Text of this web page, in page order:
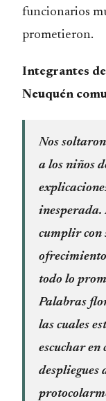
funcionarios
prometieron.
Integrantes
Neuquén
Nos
a los niños
inesperada.
cumplir con
todo lo
Palabras
las cuales
escuchar
despliegues